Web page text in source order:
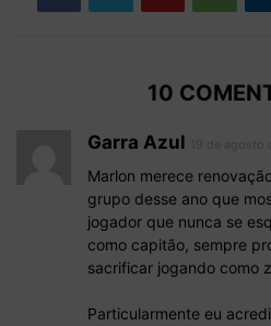
10
Garra Azul
Marlon merece
grupo desse ano que
jogador que nunca se
como capitão, sempre
sacrificar jogando como
Particularmente eu